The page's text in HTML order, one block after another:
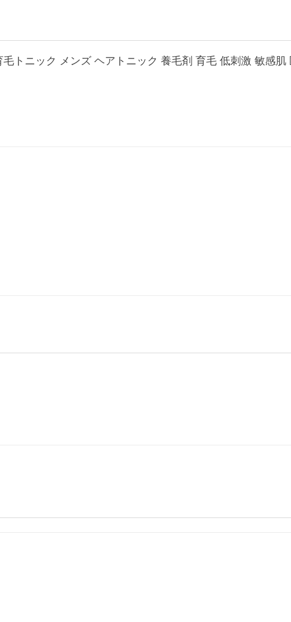
トニック メンズ ヘアトニック 養毛剤 育毛 低刺激 敏感